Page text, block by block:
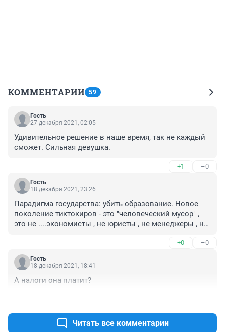
КОММЕНТАРИИ 59
Гость
27 декабря 2021, 02:05
Удивительное решение в наше время, так не каждый
сможет. Сильная девушка.
+1 –0
Гость
18 декабря 2021, 23:26
Парадигма государства: убить образование. Новое
поколение тиктокиров - это "человеческий мусор" ,
это не ....экономисты , не юристы , не менеджеры , не
не уборщики .... и т.д. , это поколение , которое
воспитали с согласия тех, кто управляет страной. Что
будет дальше , можно только догадываться. Очень
+0 –0
Гость
18 декабря 2021, 18:41
А налоги она платит?
Читать все комментарии